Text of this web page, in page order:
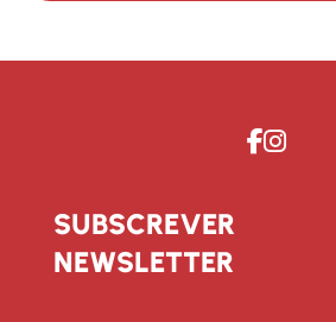
SUBSCREVER
NEWSLETTER